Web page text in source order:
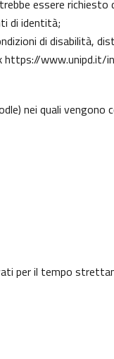
essere
di identità;
di disabilità,
https://www.unipd.it/
nei quali
per il tempo